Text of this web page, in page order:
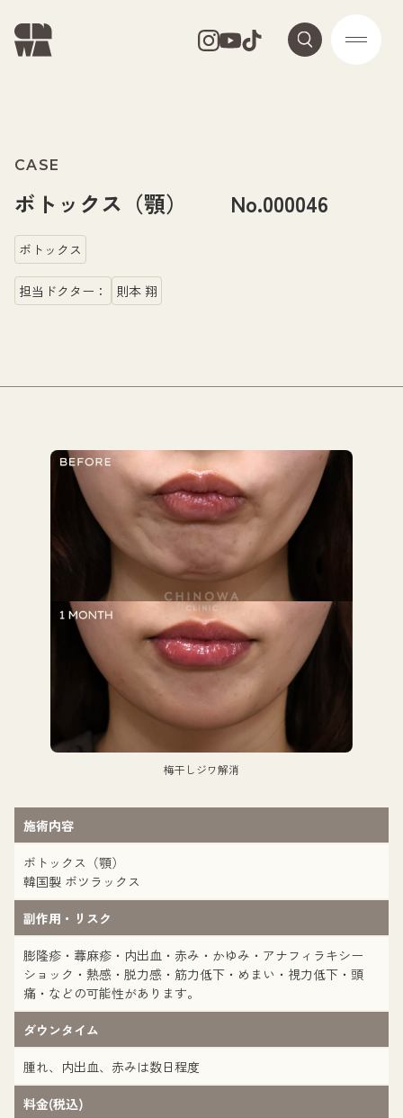
CASE
ボトックス（顎） No.000046
ボトックス
担当ドクター： 則本 翔
梅干しジワ解消
施術内容
ボトックス（顎）
韓国製 ボツラックス
副作用・リスク
膨隆疹・蕁麻疹・内出血・赤み・かゆみ・アナフィラキシー
ショック・熱感・脱力感・筋力低下・めまい・視力低下・頭
痛・などの可能性があります。
ダウンタイム
腫れ、内出血、赤みは数日程度
料金(税込)